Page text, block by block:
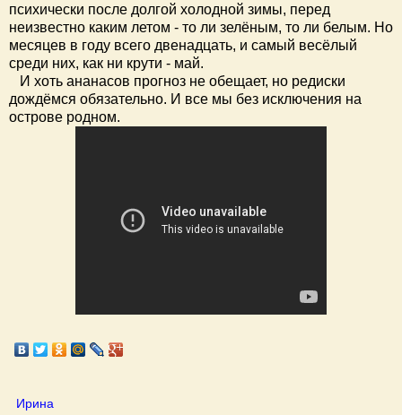
психически после долгой холодной зимы, перед
неизвестно каким летом - то ли зелёным, то ли белым. Но
месяцев в году всего двенадцать, и самый весёлый
среди них, как ни крути - май.
И хоть ананасов прогноз не обещает, но редиски
дождёмся обязательно. И все мы без исключения на
острове родном.
Ирина